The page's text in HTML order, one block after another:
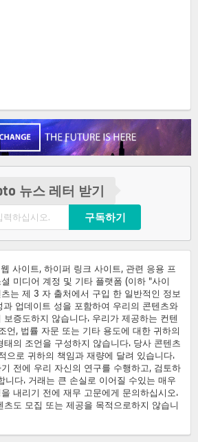
뉴스 레터 받기
구독하기
사이트, 하이퍼 링크 사이트, 관련 응용 프
미디어 계정 및 기타 플랫폼 (이하 "사이
는 제 3 자 출처에서 구입 한 일반적인 정보
과 업데이트 성을 포함하여 우리의 콘텐츠와
증도하지 않습니다. 우리가 제공하는 컨텐
언, 법률 자문 또는 기타 용도에 대한 귀하의
태의 조언을 구성하지 않습니다. 당사 콘텐츠
으로 귀하의 책임과 재량에 달려 있습니다.
전에 우리 자신의 연구를 수행하고, 검토하
니다. 거래는 큰 손실로 이어질 수있는 매우
내리기 전에 재무 고문에게 문의하십시오.
츠도 모집 또는 제공을 목적으로하지 않습니